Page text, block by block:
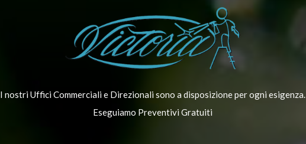
I nostri Uffici Commerciali e Direzionali sono a disposizione per ogni esigenza.
Eseguiamo Preventivi Gratuiti